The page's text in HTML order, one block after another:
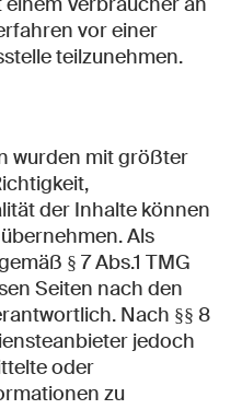
vor einer
teilzunehmen.
wurden mit größter
der Inhalte können
Als
§ 7 Abs.1 TMG
Seiten nach den
Nach §§ 8
jedoch
oder
zu